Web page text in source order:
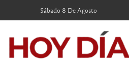
Sábado 8 De Agosto